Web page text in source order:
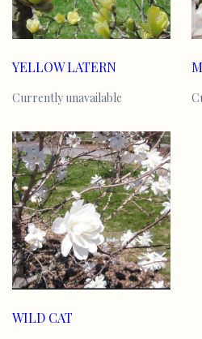
YELLOW LATERN
Currently unavailable
WILD CAT